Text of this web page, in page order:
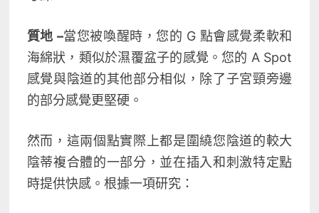
質地 –當您被喚醒時，您的 G 點會感覺柔軟和
海綿狀，類似於濕覆盆子的感覺。您的 A Spot
感覺與陰道的其他部分相似，除了子宮頸旁邊
的部分感覺更堅硬。
然而，這兩個點實際上都是圍繞您陰道的較大
陰蒂複合體的一部分，並在插入和刺激特定點
時提供快感。根據一項研究：